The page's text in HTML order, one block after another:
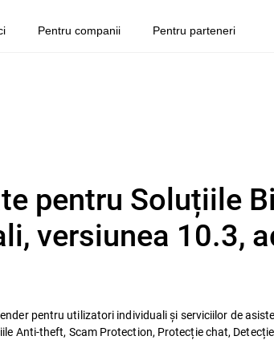
Pentru companii Pentru parteneri
pentru Soluțiile
versiunea 10.3,
pentru utilizatori individuali și serviciilor de
Anti-theft, Scam Protection, Protecție chat,